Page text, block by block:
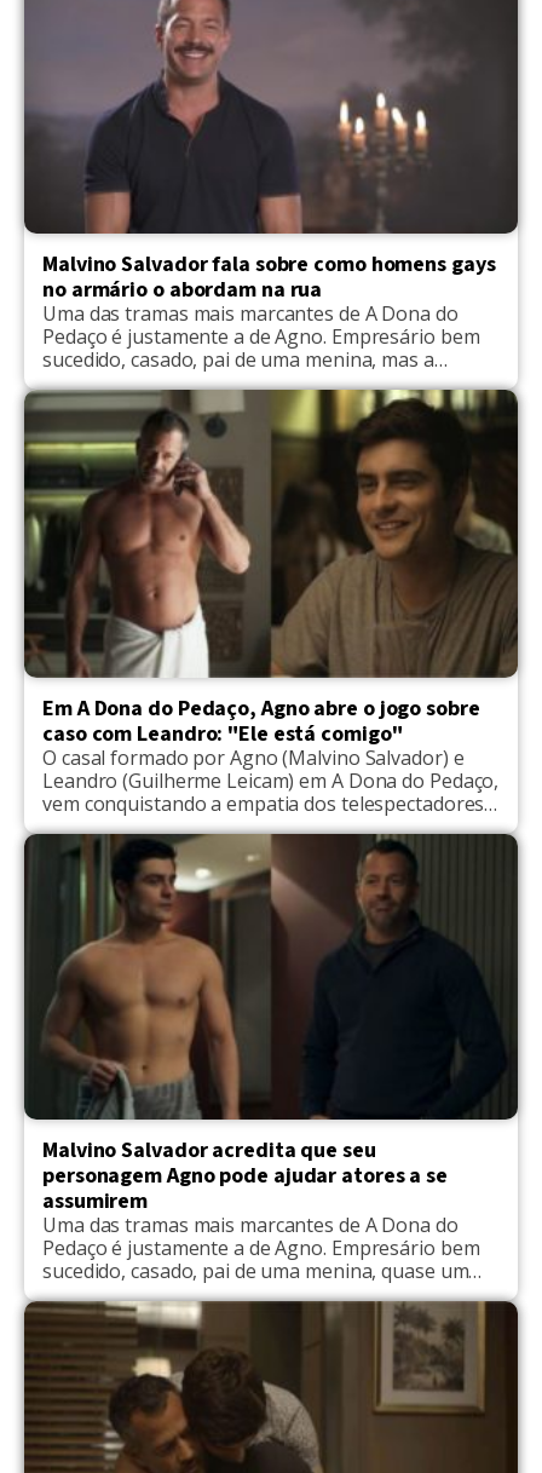
Guilherme Leicam. Ao Observatório G, […]
Malvino Salvador fala sobre como homens gays
no armário o abordam na rua
Uma das tramas mais marcantes de A Dona do
Pedaço é justamente a de Agno. Empresário bem
sucedido, casado, pai de uma menina, mas a
realidade do personagem veio à tona quando ele
passa a colocar pra fora sua homossexualidade.
Agno passa a se distanciar da esposa Lyris, marca
encontro às escondidas até que todos descobrem
[…]
Em A Dona do Pedaço, Agno abre o jogo sobre
caso com Leandro: "Ele está comigo"
O casal formado por Agno (Malvino Salvador) e
Leandro (Guilherme Leicam) em A Dona do Pedaço,
vem conquistando a empatia dos telespectadores.
Desse modo, Agno relatará aos alunos da
academia sobre seu caso com o garoto. “Estou
aqui para acabar com o fuxico. Todo mundo está
dizendo que o Leandro é gay. Ele é gay sim... […]
Malvino Salvador acredita que seu
personagem Agno pode ajudar atores a se
assumirem
Uma das tramas mais marcantes de A Dona do
Pedaço é justamente a de Agno. Empresário bem
sucedido, casado, pai de uma menina, quase um
comercial de margaria, mas a realidade do
personagem veio à tona quando ele passa a
colocar pra fora sua homossexualidade. Agno
passa a se distanciar da esposa Lyris, marca
encontro […]